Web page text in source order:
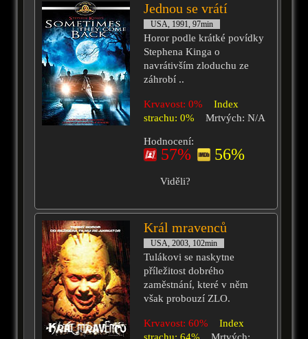
Jednou se vrátí
USA, 1991, 97min
Horor podle krátké povídky
Stephena Kinga o
navrátivším zloduchu ze
záhrobí ..
Krvavost: 0%
Index
strachu: 0%
Mrtvých: N/A
Hodnocení:
57% 56%
Viděli?
Král mravenců
USA, 2003, 102min
Tulákovi se naskytne
příležitost dobrého
zaměstnání, které v něm
však probouzí ZLO.
Krvavost: 60%
Index